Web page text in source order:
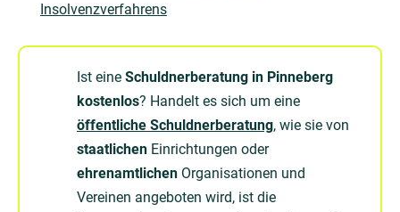
Insolvenzverfahrens
Ist eine Schuldnerberatung in Pinneberg
kostenlos? Handelt es sich um eine
öffentliche Schuldnerberatung, wie sie von
staatlichen Einrichtungen oder
ehrenamtlichen Organisationen und
Vereinen angeboten wird, ist die